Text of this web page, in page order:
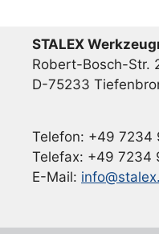
STALEX
Robert-Bosch-Str.
D-75233
Telefon: +49 7234
Telefax: +49 7234
E-Mail: